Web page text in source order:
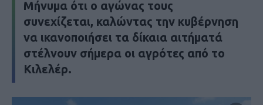
Μήνυμα ότι ο αγώνας τους
συνεχίζεται, καλώντας την κυβέρνηση
να ικανοποιήσει τα δίκαια αιτήματά
στέλνουν σήμερα οι αγρότες από το
Κιλελέρ.